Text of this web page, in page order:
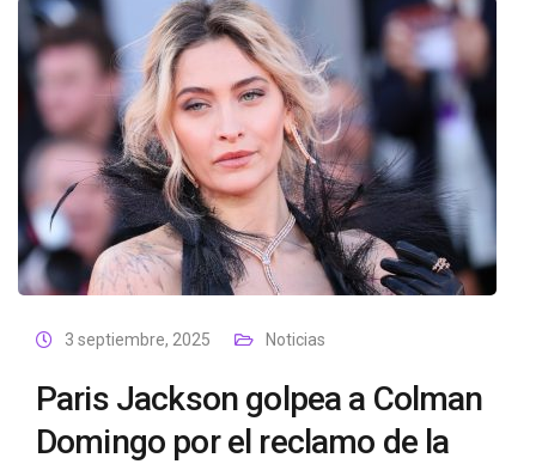
3 septiembre, 2025 Noticias
Paris Jackson golpea a Colman
Domingo por el reclamo de la